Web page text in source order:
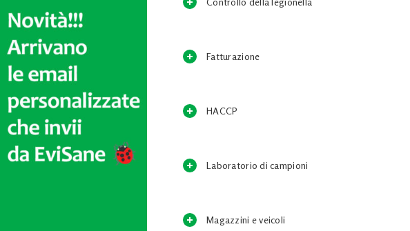
Fatturazione
HACCP
Laboratorio di campioni
Magazzini e veicoli